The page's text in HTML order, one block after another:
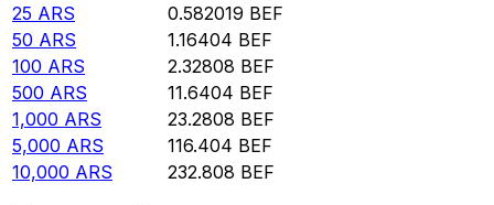
25 ARS 0.582019 BEF
50 ARS 1.16404 BEF
100 ARS 2.32808 BEF
500 ARS 11.6404 BEF
1,000 ARS 23.2808 BEF
5,000 ARS 116.404 BEF
10,000 ARS 232.808 BEF